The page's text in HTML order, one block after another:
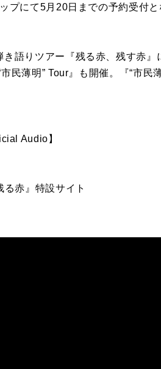
プにて5月20日までの予約受付
語りツアー『残る赤、残す赤
民薄明” Tour』も開催。『“市民
Audio】
赤』特設サイト